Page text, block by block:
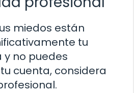
miedos están
tu
no puedes
cuenta, considera